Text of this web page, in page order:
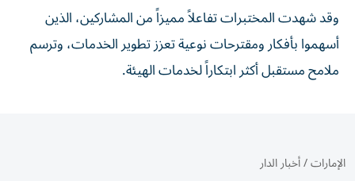
وقد شهدت المختبرات تفاعلاً مميزاً من المشاركين، الذين
أسهموا بأفكار ومقترحات نوعية تعزز تطوير الخدمات، وترسم
ملامح مستقبل أكثر ابتكاراً لخدمات الهيئة.
الإمارات/أخبار الدار